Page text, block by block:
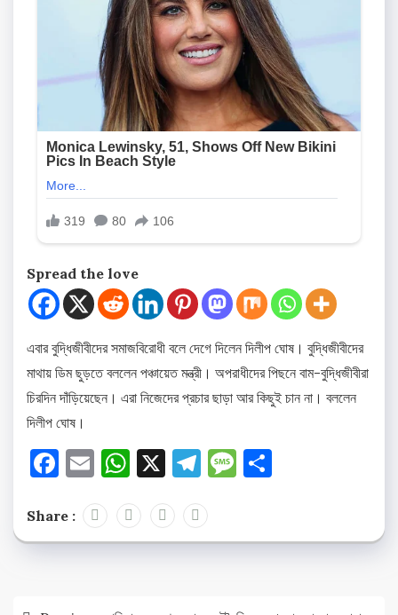
Spread the love
এবার বুদ্ধিজীবীদের সমাজবিরোধী বলে দেগে দিলেন দিলীপ ঘোষ। বুদ্ধিজীবীদের
মাথায় ডিম ছুড়তে বললেন পঞ্চায়েত মন্ত্রী। অপরাধীদের পিছনে বাম-বুদ্ধিজীবীরা
চিরদিন দাঁড়িয়েছেন। এরা নিজেদের প্রচার ছাড়া আর কিছুই চান না। বললেন
দিলীপ ঘোষ।
Facebook
EmailWhatsApp
X Telegram
Message
Share :